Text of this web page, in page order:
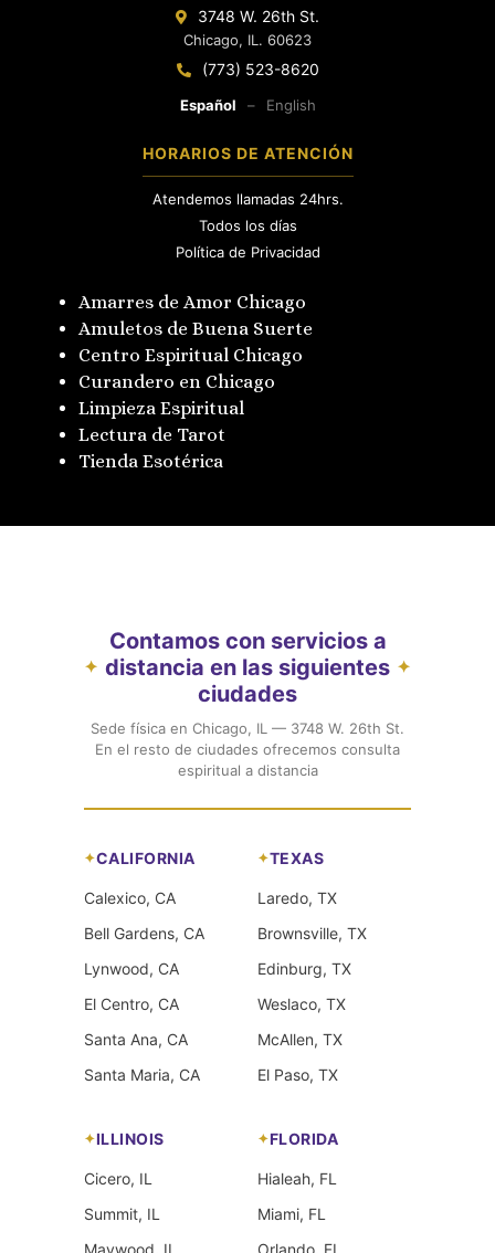
3748 W. 26th St.
Chicago, IL. 60623
(773) 523-8620
Español – English
HORARIOS DE ATENCIÓN
Atendemos llamadas 24hrs.
Todos los días
Política de Privacidad
Amarres de Amor Chicago
Amuletos de Buena Suerte
Centro Espiritual Chicago
Curandero en Chicago
Limpieza Espiritual
Lectura de Tarot
Tienda Esotérica
✦
Contamos con servicios a
distancia en las siguientes
ciudades
✦
Sede física en Chicago, IL — 3748 W. 26th St.
En el resto de ciudades ofrecemos consulta
espiritual a distancia
CALIFORNIA
Calexico, CA
Bell Gardens, CA
Lynwood, CA
El Centro, CA
Santa Ana, CA
Santa Maria, CA
TEXAS
Laredo, TX
Brownsville, TX
Edinburg, TX
Weslaco, TX
McAllen, TX
El Paso, TX
ILLINOIS
Cicero, IL
Summit, IL
Maywood, IL
FLORIDA
Hialeah, FL
Miami, FL
Orlando, FL